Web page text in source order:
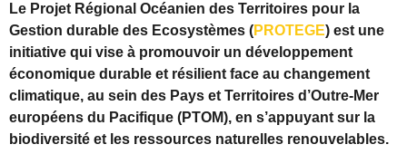
Le Projet Régional Océanien des Territoires pour la
Gestion durable des Ecosystèmes (PROTEGE) est une
initiative qui vise à promouvoir un développement
économique durable et résilient face au changement
climatique, au sein des Pays et Territoires d’Outre-Mer
européens du Pacifique (PTOM), en s’appuyant sur la
biodiversité et les ressources naturelles renouvelables.